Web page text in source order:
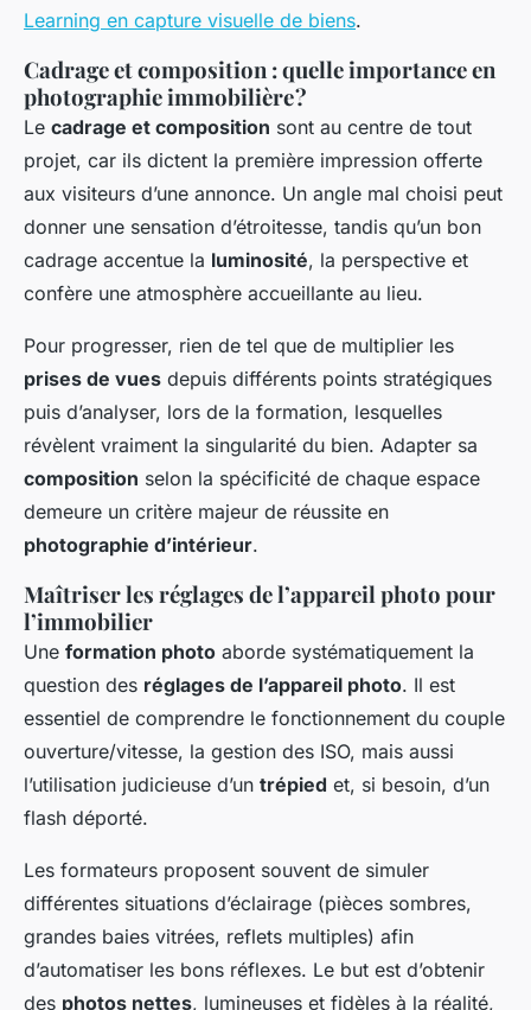
Learning en capture visuelle de biens.
Cadrage et composition : quelle importance en
photographie immobilière ?
Le cadrage et composition sont au centre de tout
projet, car ils dictent la première impression offerte
aux visiteurs d’une annonce. Un angle mal choisi peut
donner une sensation d’étroitesse, tandis qu’un bon
cadrage accentue la luminosité, la perspective et
confère une atmosphère accueillante au lieu.
Pour progresser, rien de tel que de multiplier les
prises de vues depuis différents points stratégiques
puis d’analyser, lors de la formation, lesquelles
révèlent vraiment la singularité du bien. Adapter sa
composition selon la spécificité de chaque espace
demeure un critère majeur de réussite en
photographie d’intérieur.
Maîtriser les réglages de l’appareil photo pour
l’immobilier
Une formation photo aborde systématiquement la
question des réglages de l’appareil photo. Il est
essentiel de comprendre le fonctionnement du couple
ouverture/vitesse, la gestion des ISO, mais aussi
l’utilisation judicieuse d’un trépied et, si besoin, d’un
flash déporté.
Les formateurs proposent souvent de simuler
différentes situations d’éclairage (pièces sombres,
grandes baies vitrées, reflets multiples) afin
d’automatiser les bons réflexes. Le but est d’obtenir
des photos nettes, lumineuses et fidèles à la réalité,